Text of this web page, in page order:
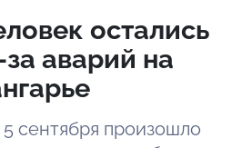
остались
за аварий на
сентября произошло